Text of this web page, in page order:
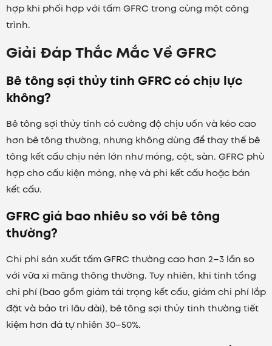
hợp khi phối hợp với tấm GFRC trong cùng một công
trình.
Giải Đáp Thắc Mắc Về GFRC
Bê tông sợi thủy tinh GFRC có chịu lực
không?
Bê tông sợi thủy tinh có cường độ chịu uốn và kéo cao
hơn bê tông thường, nhưng không dùng để thay thế bê
tông kết cấu chịu nén lớn như móng, cột, sàn. GFRC phù
hợp cho cấu kiện mỏng, nhẹ và phi kết cấu hoặc bán
kết cấu.
GFRC giá bao nhiêu so với bê tông
thường?
Chi phí sản xuất tấm GFRC thường cao hơn 2–3 lần so
với vữa xi măng thông thường. Tuy nhiên, khi tính tổng
chi phí (bao gồm giảm tải trọng kết cấu, giảm chi phí lắp
đặt và bảo trì lâu dài), bê tông sợi thủy tinh thường tiết
kiệm hơn đá tự nhiên 30–50%.